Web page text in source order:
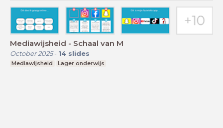
Mediawijsheid - Schaal van M
October 2025- 14 slides
Mediawijsheid Lager onderwijs